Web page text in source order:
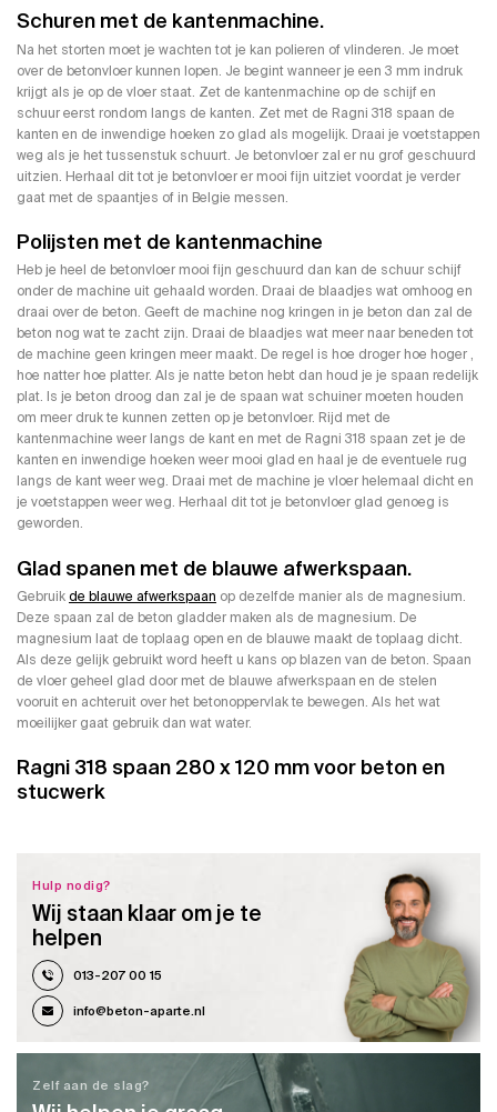
Schuren met de kantenmachine.
Na het storten moet je wachten tot je kan polieren of vlinderen. Je moet
over de betonvloer kunnen lopen. Je begint wanneer je een 3 mm indruk
krijgt als je op de vloer staat. Zet de kantenmachine op de schijf en
schuur eerst rondom langs de kanten. Zet met de Ragni 318 spaan de
kanten en de inwendige hoeken zo glad als mogelijk. Draai je voetstappen
weg als je het tussenstuk schuurt. Je betonvloer zal er nu grof geschuurd
uitzien. Herhaal dit tot je betonvloer er mooi fijn uitziet voordat je verder
gaat met de spaantjes of in Belgie messen.
Polijsten met de kantenmachine
Heb je heel de betonvloer mooi fijn geschuurd dan kan de schuur schijf
onder de machine uit gehaald worden. Draai de blaadjes wat omhoog en
draai over de beton. Geeft de machine nog kringen in je beton dan zal de
beton nog wat te zacht zijn. Draai de blaadjes wat meer naar beneden tot
de machine geen kringen meer maakt. De regel is hoe droger hoe hoger ,
hoe natter hoe platter. Als je natte beton hebt dan houd je je spaan redelijk
plat. Is je beton droog dan zal je de spaan wat schuiner moeten houden
om meer druk te kunnen zetten op je betonvloer. Rijd met de
kantenmachine weer langs de kant en met de Ragni 318 spaan zet je de
kanten en inwendige hoeken weer mooi glad en haal je de eventuele rug
langs de kant weer weg. Draai met de machine je vloer helemaal dicht en
je voetstappen weer weg. Herhaal dit tot je betonvloer glad genoeg is
geworden.
Glad spanen met de blauwe afwerkspaan.
Gebruikde blauwe afwerkspaan op dezelfde manier als de magnesium.
Deze spaan zal de beton gladder maken als de magnesium. De
magnesium laat de toplaag open en de blauwe maakt de toplaag dicht.
Als deze gelijk gebruikt word heeft u kans op blazen van de beton. Spaan
de vloer geheel glad door met de blauwe afwerkspaan en de stelen
vooruit en achteruit over het betonoppervlak te bewegen. Als het wat
moeilijker gaat gebruik dan wat water.
Ragni 318 spaan 280 x 120 mm voor beton en
stucwerk
Hulp nodig?
Wij staan klaar om je te
helpen
013-207 00 15
info@beton-aparte.nl
Zelf aan de slag?